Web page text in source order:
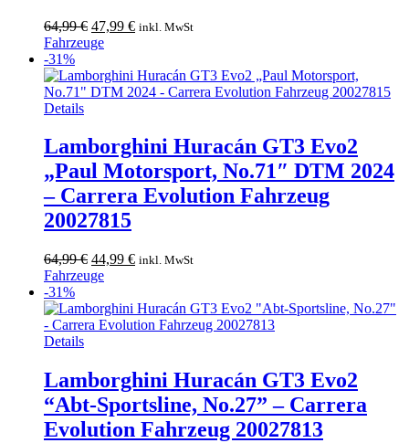
64,99€ Ursprünglicher
Preis
64,99 €
47,99 €Aktueller
47,99 €.
inkl. MwSt
Fahrzeuge
-31%
Details
Lamborghini Huracán GT3 Evo2
„Paul Motorsport, No.71″ DTM 2024
– Carrera Evolution Fahrzeug
20027815
64,99€ Ursprünglicher
Preis
64,99 €
44,99 €Aktueller
44,99 €.
inkl. MwSt
Fahrzeuge
-31%
Details
Lamborghini Huracán GT3 Evo2
“Abt-Sportsline, No.27” – Carrera
Evolution Fahrzeug 20027813